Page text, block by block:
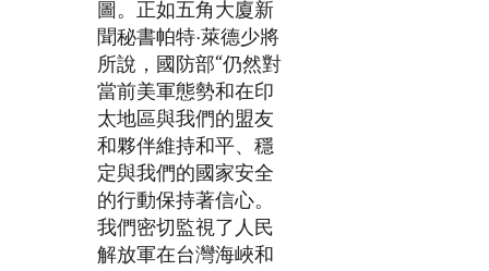
圖。正如五角大廈新
聞秘書帕特·萊德少將
所說，國防部“仍然對
當前美軍態勢和在印
太地區與我們的盟友
和夥伴維持和平、穩
定與我們的國家安全
的行動保持著信心。
我們密切監視了人民
解放軍在台灣海峽和